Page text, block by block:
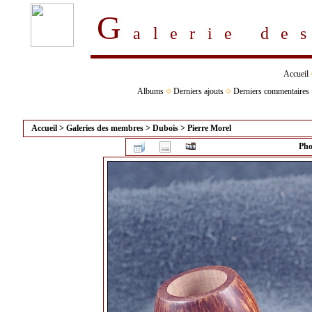
Galerie
Accueil
Albums
Derniers ajouts Derniers commentaires
Accueil > Galeries des membres > Dubois > Pierre Morel